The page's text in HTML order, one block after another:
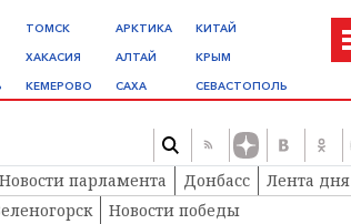
ТОМСК
ХАКАСИЯ
КЕМЕРОВО
АРКТИКА
АЛТАЙ
САХА
КИТАЙ
КРЫМ
СЕВАСТОПОЛЬ
Новости парламента Донбасс
Лента дня
Новости победы